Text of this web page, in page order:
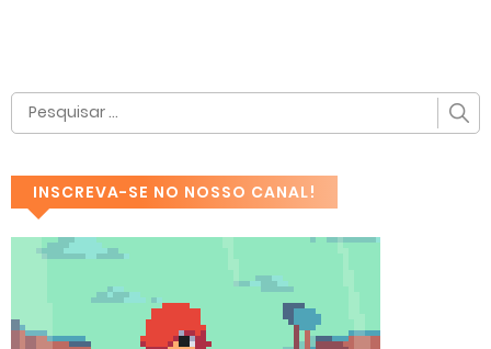
INSCREVA-SE NO NOSSO CANAL!